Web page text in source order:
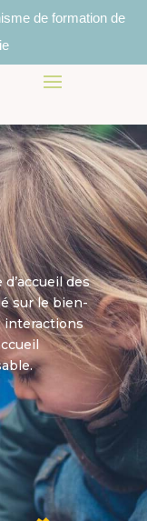
de formation de
des
sur le bien-
interactions